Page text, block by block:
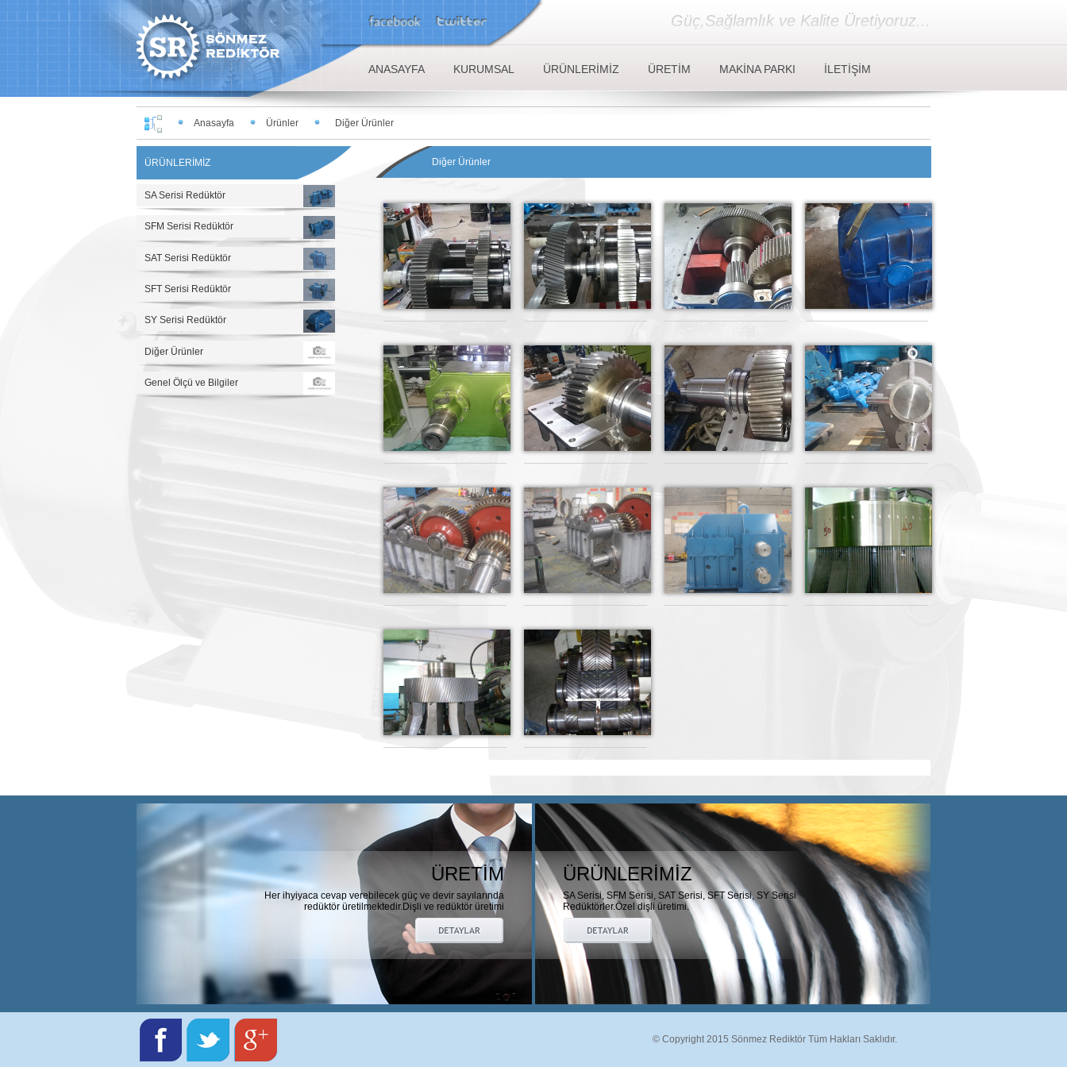
Güç,Sağlamlık ve Kalite Üretiyoruz...
ANASAYFA KURUMSAL ÜRÜNLERİMİZ ÜRETİM MAKİNA PARKI İLETİŞİM
Anasayfa Ürünler Diğer Ürünler
ÜRÜNLERİMİZ
SA Serisi Redüktör
SFM Serisi Redüktör
SAT Serisi Redüktör
SFT Serisi Redüktör
SY Serisi Redüktör
Diğer Ürünler
Genel Ölçü ve Bilgiler
Diğer Ürünler
ÜRETİM
Her ihyiyaca cevap verebilecek güç ve devir sayılarında
redüktör üretilmektedir.Dişli ve redüktör üretimi
ÜRÜNLERİMİZ
SA Serisi, SFM Serisi, SAT Serisi, SFT Serisi, SY Serisi
Redüktörler.Özel dişli üretimi.
© Copyright 2015 Sönmez Rediktör Tüm Hakları Saklıdır.